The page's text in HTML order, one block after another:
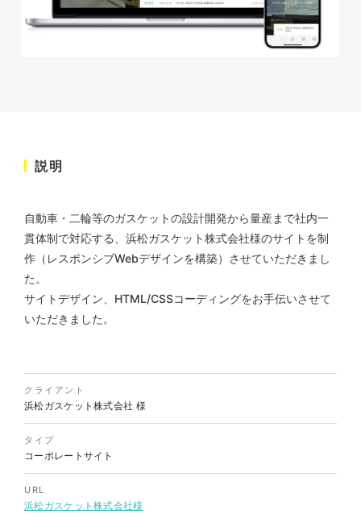
#レスポンシブWebデザイン
株式会社三共様 さんきょちゃ
#ぬいぐるみ
説明
自動車・二輪等のガスケットの設計開発から量産まで社内一
貫体制で対応する、 浜松ガスケット株式会社様のサイトを制
作（レスポンシブWebデザインを構築）させていただきまし
た。
サイトデザイン、HTML/CSSコーディングをお手伝いさせて
いただきました。
クライアント
浜松ガスケット株式会社 様
タイプ
コーポレートサイト
URL
浜松ガスケット株式会社様